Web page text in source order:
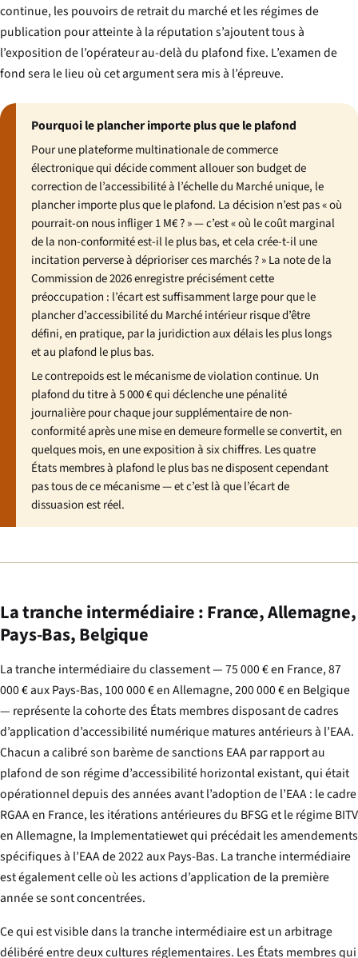
continue, les pouvoirs de retrait du marché et les régimes de
publication pour atteinte à la réputation s’ajoutent tous à
l’exposition de l’opérateur au-delà du plafond fixe. L’examen de
fond sera le lieu où cet argument sera mis à l’épreuve.
Pourquoi le plancher importe plus que le plafond
Pour une plateforme multinationale de commerce
électronique qui décide comment allouer son budget de
correction de l’accessibilité à l’échelle du Marché unique, le
plancher importe plus que le plafond. La décision n’est pas « où
pourrait-on nous infliger 1 M€ ? » — c’est « où le coût marginal
de la non-conformité est-il le plus bas, et cela crée-t-il une
incitation perverse à déprioriser ces marchés ? » La note de la
Commission de 2026 enregistre précisément cette
préoccupation : l’écart est suffisamment large pour que le
plancher d’accessibilité du Marché intérieur risque d’être
défini, en pratique, par la juridiction aux délais les plus longs
et au plafond le plus bas.
Le contrepoids est le mécanisme de violation continue. Un
plafond du titre à 5 000 € qui déclenche une pénalité
journalière pour chaque jour supplémentaire de non-
conformité après une mise en demeure formelle se convertit, en
quelques mois, en une exposition à six chiffres. Les quatre
États membres à plafond le plus bas ne disposent cependant
pas tous de ce mécanisme — et c’est là que l’écart de
dissuasion est réel.
La tranche intermédiaire : France, Allemagne,
Pays-Bas, Belgique
La tranche intermédiaire du classement — 75 000 € en France, 87
000 € aux Pays-Bas, 100 000 € en Allemagne, 200 000 € en Belgique
— représente la cohorte des États membres disposant de cadres
d’application d’accessibilité numérique matures antérieurs à l’EAA.
Chacun a calibré son barème de sanctions EAA par rapport au
plafond de son régime d’accessibilité horizontal existant, qui était
opérationnel depuis des années avant l’adoption de l’EAA : le cadre
RGAA en France, les itérations antérieures du BFSG et le régime BITV
en Allemagne, la Implementatiewetqui précédait les amendements
spécifiques à l’EAA de 2022 aux Pays-Bas. La tranche intermédiaire
est également celle où les actions d’application de la première
année se sont concentrées.
Ce qui est visible dans la tranche intermédiaire est un arbitrage
délibéré entre deux cultures réglementaires. Les États membres qui